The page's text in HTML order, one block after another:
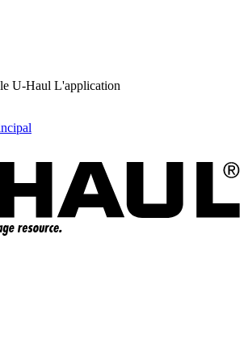
U-Haul L'application